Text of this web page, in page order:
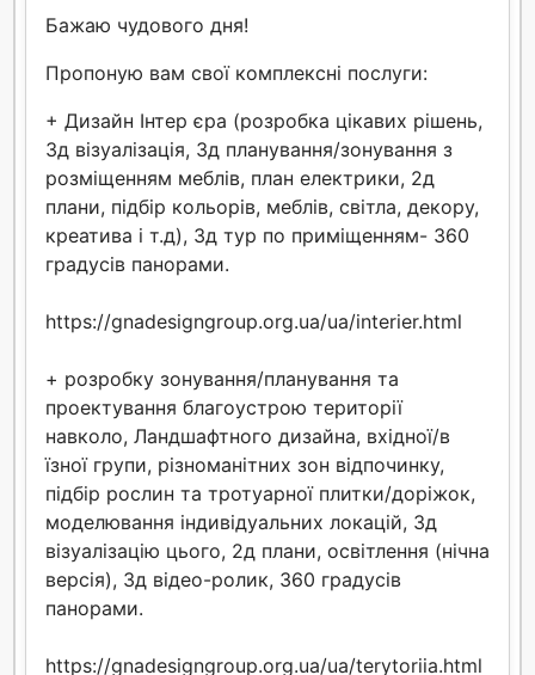
Бажаю чудового дня!
Пропоную вам свої комплексні послуги:
+ Дизайн Інтер єра (розробка цікавих рішень,
3д візуалізація, 3д планування/зонування з
розміщенням меблів, план електрики, 2д
плани, підбір кольорів, меблів, світла, декору,
креатива і т.д), 3д тур по приміщенням- 360
градусів панорами.
https://gnadesigngroup.org.ua/ua/interier.html
+ розробку зонування/планування та
проектування благоустрою території
навколо, Ландшафтного дизайна, вхідної/в
їзної групи, різноманітних зон відпочинку,
підбір рослин та тротуарної плитки/доріжок,
моделювання індивідуальних локацій, 3д
візуалізацію цього, 2д плани, освітлення (нічна
версія), 3д відео-ролик, 360 градусів
панорами.
https://gnadesigngroup.org.ua/ua/terytoriia.html